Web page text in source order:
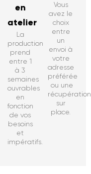
en
atelier
La
production
prend
entre 1
à 3
semaines
ouvrables
en
fonction
de vos
besoins
et
impératifs.
Vous
avez le
choix
entre
un
envoi à
votre
adresse
préférée
ou une
récupération
sur
place.